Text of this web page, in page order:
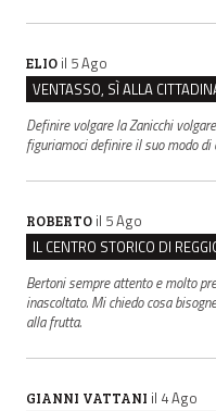
ELIO il 5 Ago
Definire volgare la Zanicchi
figuriamoci definire il suo modo di
ROBERTO il 5 Ago
Bertoni sempre attento e molto
inascoltato. Mi chiedo cosa
alla frutta.
GIANNI VATTANI il 4 Ago